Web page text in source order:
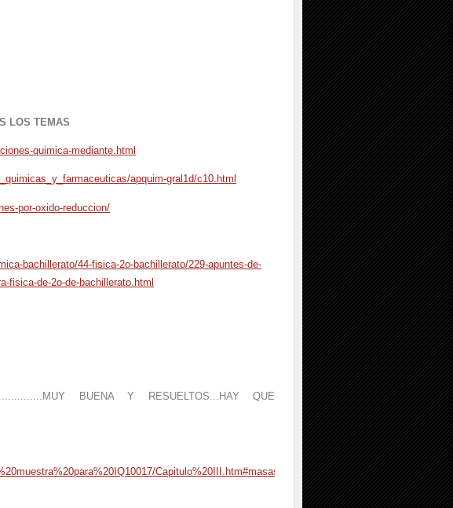
LOS TEMAS
quimica-mediante.html
apquim-gral1d/c10.html
por-oxido-reduccion/
bachillerato/44-fisica-2o-bachillerato/229-apuntes-de-
fisica-de-2o-de-bachillerato.html
BUENA Y RESUELTOS...HAY QUE
Capitulo%20III.htm#masasmoleculares